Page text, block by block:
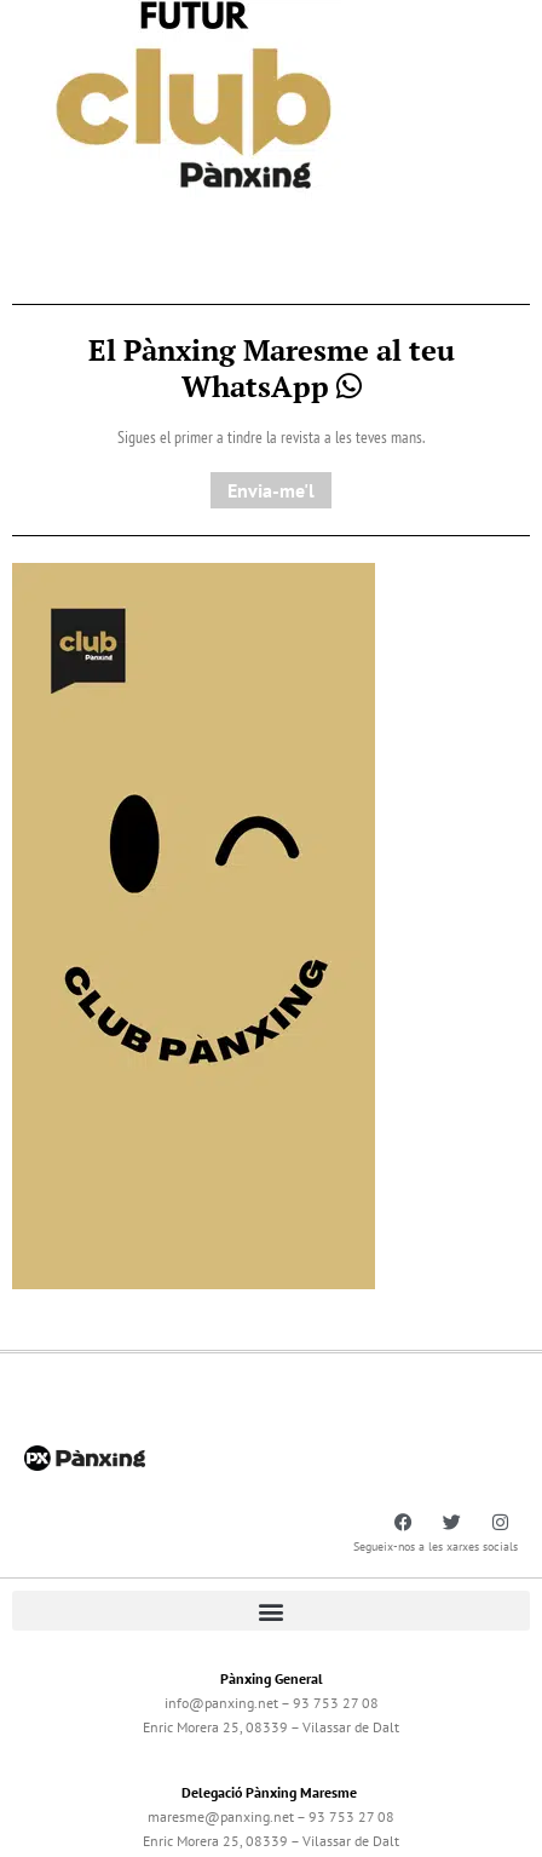
El Pànxing Maresme al teu
WhatsApp
Sigues el primer a tindre la revista a les teves mans.
Envia-me'l
Segueix-nos a les xarxes socials
Pànxing General
info@panxing.net – 93 753 27 08
Enric Morera 25, 08339 – Vilassar de Dalt
Delegació Pànxing Maresme
maresme@panxing.net – 93 753 27 08
Enric Morera 25, 08339 – Vilassar de Dalt